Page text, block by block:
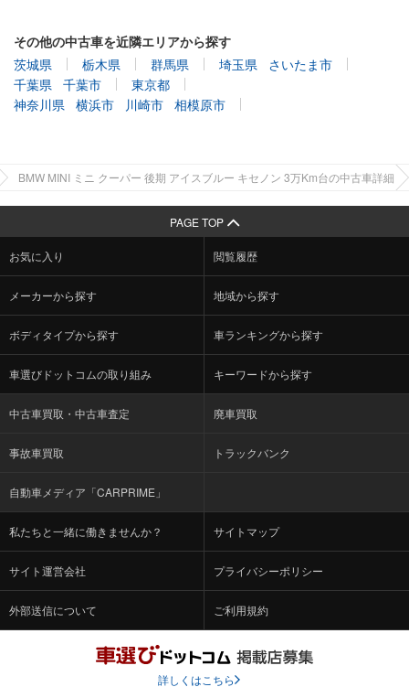
その他の中古車を近隣エリアから探す
茨城県
栃木県 群馬県 埼玉県
さいたま市
千葉県
千葉市
東京都
神奈川県
横浜市 川崎市 相模原市
BMW MINI ミニ クーパー 後期 アイスブルー キセノン 3万Km台の中古車詳細
PAGE TOP
お気に入り 閲覧履歴
メーカーから探す 地域から探す
ボディタイプから探す 車ランキングから探す
車選びドットコムの取り組み キーワードから探す
中古車買取・中古車査定 廃車買取
事故車買取 トラックバンク
自動車メディア「CARPRIME」
私たちと一緒に働きませんか？ サイトマップ
サイト運営会社 プライバシーポリシー
外部送信について ご利用規約
詳しくはこちら